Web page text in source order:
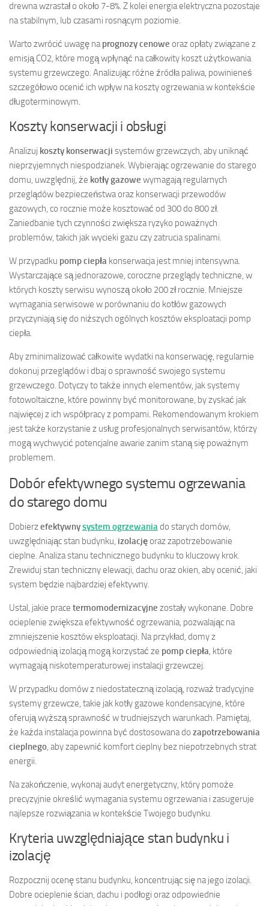
drewna wzrastał o około 7-8%. Z kolei energia elektryczna pozostaje
na stabilnym, lub czasami rosnącym poziomie.
Warto zwrócić uwagę naprognozy cenowe oraz opłaty związane z
emisją CO2, które mogą wpłynąć na całkowity koszt użytkowania
systemu grzewczego. Analizując różne źródła paliwa, powinieneś
szczegółowo ocenić ich wpływ na koszty ogrzewania w kontekście
długoterminowym.
Koszty konserwacji i obsługi
Analizuj koszty konserwacji systemów grzewczych, aby uniknąć
nieprzyjemnych niespodzianek. Wybierając ogrzewanie do starego
domu, uwzględnij, że kotły gazowe wymagają regularnych
przeglądów bezpieczeństwa oraz konserwacji przewodów
gazowych, co rocznie może kosztować od 300 do 800 zł.
Zaniedbanie tych czynności zwiększa ryzyko poważnych
problemów, takich jak wycieki gazu czy zatrucia spalinami.
W przypadku pomp ciepła konserwacja jest mniej intensywna.
Wystarczające są jednorazowe, coroczne przeglądy techniczne, w
których koszty serwisu wynoszą około 200 zł rocznie. Mniejsze
wymagania serwisowe w porównaniu do kotłów gazowych
przyczyniają się do niższych ogólnych kosztów eksploatacji pomp
ciepła.
Aby zminimalizować całkowite wydatki na konserwację, regularnie
dokonuj przeglądów i dbaj o sprawność swojego systemu
grzewczego. Dotyczy to także innych elementów, jak systemy
fotowoltaiczne, które powinny być monitorowane, by zyskać jak
najwięcej z ich współpracy z pompami. Rekomendowanym krokiem
jest także korzystanie z usług profesjonalnych serwisantów, którzy
mogą wychwycić potencjalne awarie zanim staną się poważnym
problemem.
Dobór efektywnego systemu ogrzewania
do starego domu
Dobierzefektywnysystem ogrzewaniado starych domów,
uwzględniając stan budynku, izolacjęoraz zapotrzebowanie
cieplne. Analiza stanu technicznego budynku to kluczowy krok.
Zrewiduj stan techniczny elewacji, dachu oraz okien, aby ocenić, jaki
system będzie najbardziej efektywny.
Ustal, jakie prace termomodernizacyjne zostały wykonane. Dobre
ocieplenie zwiększa efektywność ogrzewania, pozwalając na
zmniejszenie kosztów eksploatacji. Na przykład, domy z
odpowiednią izolacją mogą korzystać ze pomp ciepła, które
wymagają niskotemperaturowej instalacji grzewczej.
W przypadku domów z niedostateczną izolacją, rozważ tradycyjne
systemy grzewcze, takie jak kotły gazowe kondensacyjne, które
oferują wyższą sprawność w trudniejszych warunkach. Pamiętaj,
że każda instalacja powinna być dostosowana do zapotrzebowania
cieplnego, aby zapewnić komfort cieplny bez niepotrzebnych strat
energii.
Na zakończenie, wykonaj audyt energetyczny, który pomoże
precyzyjnie określić wymagania systemu ogrzewania i zasugeruje
najlepsze rozwiązania w kontekście Twojego budynku.
Kryteria uwzględniające stan budynku i
izolację
Rozpocznij ocenę stanu budynku, koncentrując się na jego izolacji.
Dobre ocieplenie ścian, dachu i podłogi oraz odpowiednie